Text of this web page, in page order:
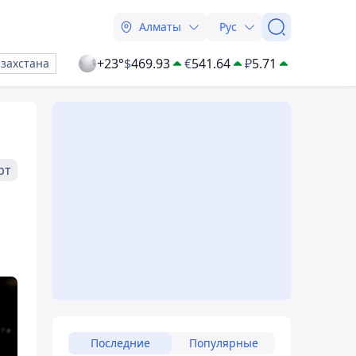
Алматы Рус
+23°$469.93 €541.64 ₽5.71
Последние Популярные